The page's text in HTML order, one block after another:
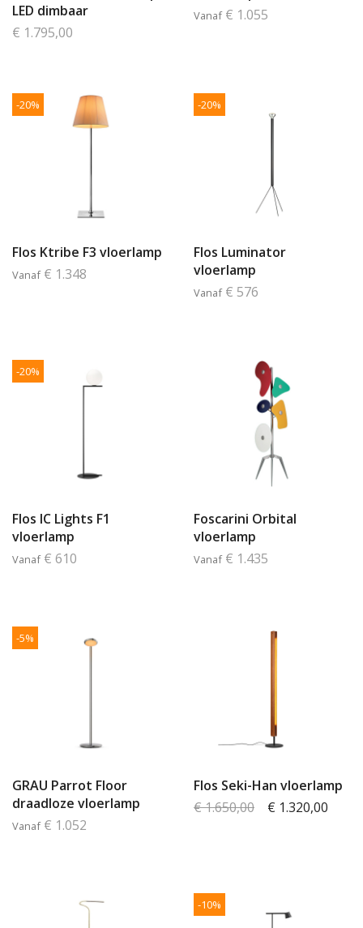
LED dimbaar
€ 1.795,00
Vanaf € 1.055
-20%
Flos Ktribe F3 vloerlamp
Vanaf € 1.348
-20%
Flos Luminator
vloerlamp
Vanaf € 576
-20%
Flos IC Lights F1
vloerlamp
Vanaf € 610
Foscarini Orbital
vloerlamp
Vanaf € 1.435
-5%
GRAU Parrot Floor
draadloze vloerlamp
Vanaf € 1.052
Flos Seki-Han vloerlamp
€ 1.320,00
€ 1.650,00
-10%